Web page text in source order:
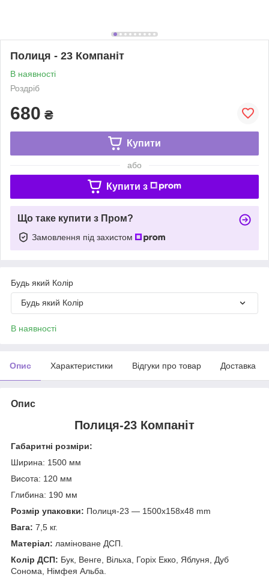
Полиця - 23 Компаніт
В наявності
Роздріб
680 ₴
Купити
або
Купити з
Що таке купити з Пром?
Замовлення під захистом
Будь який Колір
Будь який Колір
В наявності
Опис Характеристики Відгуки про товар Доставка
Опис
Полиця-23 Компаніт
Габаритні розміри:
Ширина: 1500 мм
Висота: 120 мм
Глибина: 190 мм
Розмір упаковки: Полиця-23 — 1500x158x48 mm
Вага: 7,5 кг.
Матеріал: ламіноване ДСП.
Колір ДСП: Бук, Венге, Вільха, Горіх Екко, Яблуня, Дуб
Сонома, Німфея Альба.